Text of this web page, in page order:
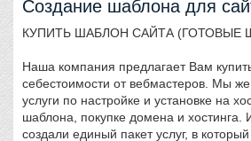
Создание шаблона для
КУПИТЬ ШАБЛОН САЙТА (ГОТОВЫЕ
Наша компания предлагает Вам
себестоимости от вебмастеров. Мы
услуги по настройке и установке на
шаблона, покупке домена и
создали единый пакет услуг, в